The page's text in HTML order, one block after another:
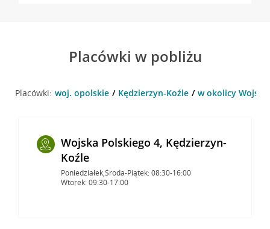
Placówki w pobliżu
Placówki: woj. opolskie Kędzierzyn-Koźle w okolicy
Wojska Polskiego 4, Kędzierzyn-
Koźle
Poniedziałek,Środa-Piątek: 08:30-16:00
Wtorek: 09:30-17:00